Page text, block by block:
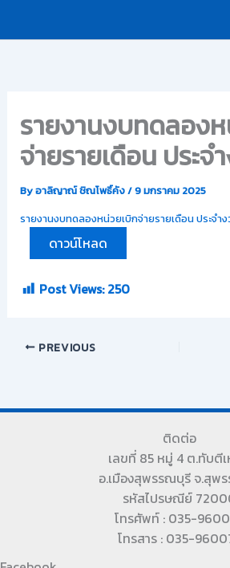
รายงานงบทดลอง
จ่ายรายเดือน ประจ
Byอาลิญาณ์ ชิณโพธิ์คัง/9 มกราคม 2025
รายงานงบทดลองหน่วยเบิกจ่ายรายเดือน ประจำ
ดาวน์โหลด
Post Views: 250
PREVIOUS
ติดต่อ
เลขที่ 85 หมู่ 4 ต.ทับตี
อ.เมืองสุพรรณบุรี จ.สุพ
รหัสไปรษณีย์
โทรศัพท์ : 035-
โทรสาร : 035-